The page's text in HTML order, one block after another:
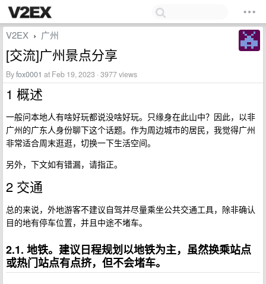
V2EX › 广州
[交流]广州景点分享
Byfox0001 at Feb 19, 2023 · 3977 views
1 概述
一般问本地人有啥好玩都说没啥好玩。只缘身在此山中？因此，以非
广州的广东人身份聊下这个话题。作为周边城市的居民，我觉得广州
非常适合周末逛逛，切换一下生活空间。
另外，下文如有错漏，请指正。
2 交通
总的来说，外地游客不建议自驾并尽量乘坐公共交通工具，除非确认
目的地有停车位置，并且中途不堵车。
2.1. 地铁。建议日程规划以地铁为主，虽然换乘站点
或热门站点有点挤，但不会堵车。